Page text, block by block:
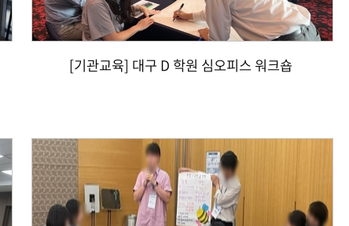
[기관교육] 대구 D 학원 심오피스 워크숍